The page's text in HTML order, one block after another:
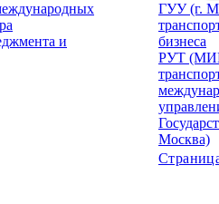
и
ГУУ (г.
бизнеса
РУТ
Москва)